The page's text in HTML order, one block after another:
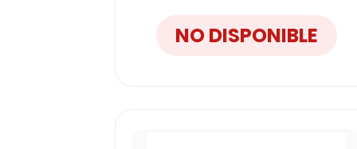
NO DISPONIBLE